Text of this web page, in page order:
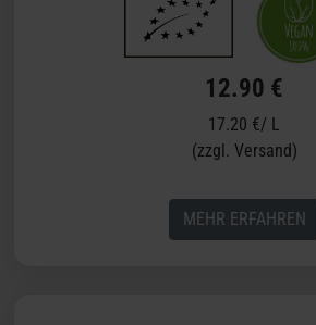
12.90 €
17.20 €/ L
(zzgl. Versand)
MEHR ERFAHREN